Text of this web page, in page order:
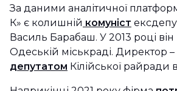
За даними аналітичної
К» є колишній комуніст
Василь Барабаш. У 2013 році він
Одеській міськраді. Директор
депутатом Кілійської райради